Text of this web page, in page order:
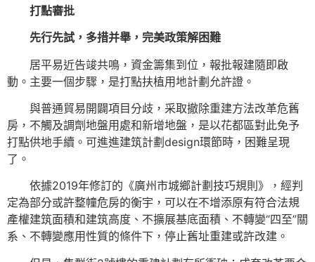
打點審批
先行先試，多措并舉，完美政策解困難
居平易近告竣共鳴，資金籌集到位，報批報建隨即啟
動。主要一個步驟，是打點扶植用地計劃允許證。
與普通貿易開闢項目分歧，采取撤除重建方法改革危舊
房，不觸及調劑地盤用處和新增地盤，是以花都區對此免予
打點供地手續。可進進建筑計劃design環節時，困難呈現
了。
依據2019年修訂的《廣州市城鄉計劃技巧規則》，經判
定為部分或許整幢危房的衡宇，可以在不增添原有符合法規
產權建筑面積和建筑高度、不擴展基底面積、不轉變“四至”關
系、不轉變應用性質的條件下，停止舊址重建或許改建。